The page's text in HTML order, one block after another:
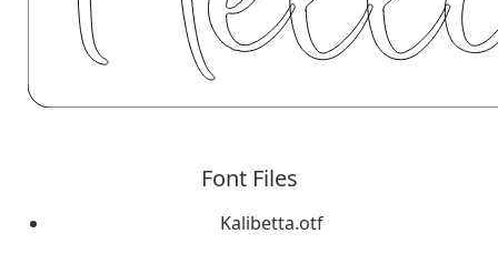
Font Files
Kalibetta.otf